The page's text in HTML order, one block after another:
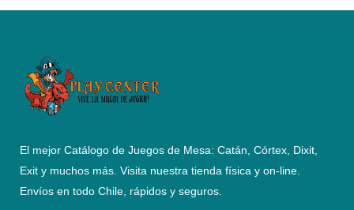
El mejor Catálogo de Juegos de Mesa: Catán, Córtex, Dixit,
Exit y muchos más. Visita nuestra tienda física y on-line.
Envíos en todo Chile, rápidos y seguros